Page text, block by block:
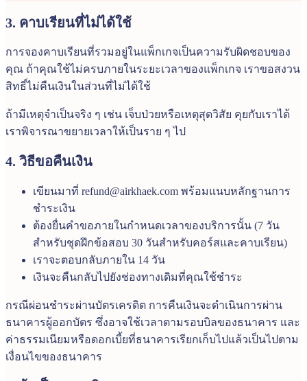
3. คาบเรียนที่ไม่ได้ใช้
การจองคาบเรียนที่รวมอยู่ในแพ็กเกจเป็นความรับผิดชอบของ
คุณ ถ้าคุณใช้ไม่ครบภายในระยะเวลาของแพ็กเกจ เราขอสงวน
สิทธิ์ไม่คืนเงินในส่วนที่ไม่ได้ใช้
ถ้ามีเหตุจำเป็นจริง ๆ เช่น เจ็บป่วยหรือเหตุสุดวิสัย คุยกับเราได้
เราพิจารณาขยายเวลาให้เป็นราย ๆ ไป
4. วิธีขอคืนเงิน
เขียนมาที่ refund@airkhaek.com พร้อมแนบหลักฐานการ
ชำระเงิน
ต้องยื่นคำขอภายในกำหนดเวลาของบริการนั้น (7 วัน
สำหรับชุดฝึกข้อสอบ 30 วันสำหรับคอร์สและคาบเรียน)
เราจะตอบกลับภายใน 14 วัน
เงินจะคืนกลับไปยังช่องทางเดิมที่คุณใช้ชำระ
กรณีผ่อนชำระผ่านบัตรเครดิต การคืนเงินจะดำเนินการผ่าน
ธนาคารผู้ออกบัตร ซึ่งอาจใช้เวลาตามรอบบิลของธนาคาร และ
ค่าธรรมเนียมหรือดอกเบี้ยที่ธนาคารเรียกเก็บไปแล้วเป็นไปตาม
เงื่อนไขของธนาคาร